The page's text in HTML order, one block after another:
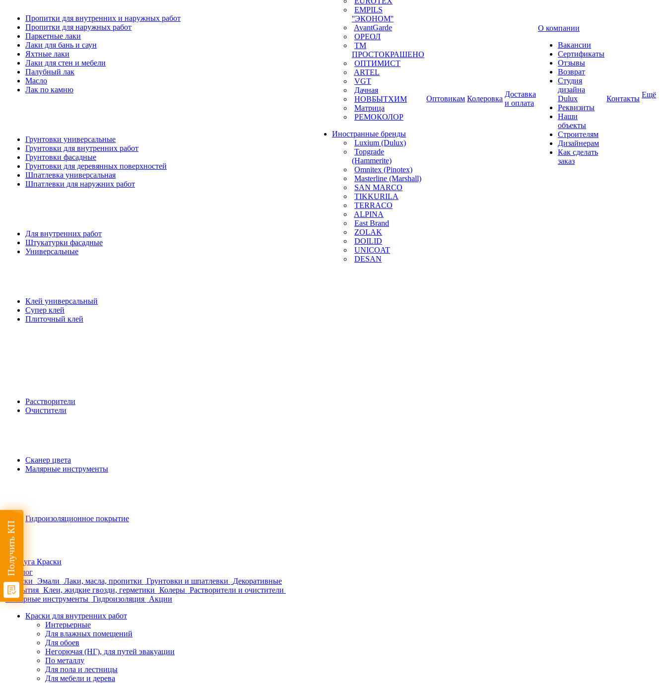
Получить КП
Пропитки для внутренних и наружных работ
Пропитки для наружных работ
Паркетные лаки
Лаки для бань и саун
Яхтные лаки
Лаки для стен и мебели
Палубный лак
Масло
Лак по камню
Грунтовки универсальные
Грунтовки для внутренних работ
Грунтовки фасадные
Грунтовки для деревянных поверхностей
Шпатлевка универсальная
Шпатлевки для наружних работ
Для внутренних работ
Штукатурки фасадные
Универсальные
Клей универсальный
Супер клей
Плиточный клей
Расстворители
Очистители
Сканер цвета
Малярные инструменты
Гидроизоляционное покрытие
EMPILS
''ЭКОНОМ''
AvantGarde
ОРЕОЛ
ТМ
ПРОСТОКРАШЕНО
ОПТИМИСТ
ARTEL
VGT
Дачная
НОВБЫТХИМ
Матрица
РЕМОКОЛОР
Иностранные бренды
Luxium (Dulux)
Topgrade
(Hammerite)
Omnitex (Pinotex)
Masterline (Marshall)
SAN MARCO
TIKKURILA
TERRACO
ALPINA
East Brand
ZOLAK
DOILID
UNICOAT
DESAN
Оптовикам Колеровка
Доставка
и оплата
О компании
Вакансии
Сертификаты
Отзывы
Возврат
Студия
дизайна
Dulux
Реквизиты
Наши
объекты
Строителям
Дизайнерам
Как сделать
заказ
Контакты Ещё
Каталог
Краски Эмали Лаки, масла, пропитки Грунтовки и шпатлевки
Декоративные
покрытия Клеи, жидкие гвозди, герметики Колеры Растворители и очистители
Малярные инструменты Гидроизоляция Акции
Краски для внутренних работ
Интерьерные
Для влажных помещений
Для обоев
Негорючая (НГ), для путей эвакуации
По металлу
Для пола и лестницы
Для мебели и дерева